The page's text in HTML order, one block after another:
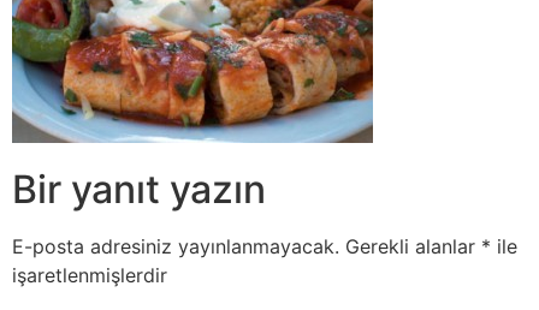
Bir yanıt yazın
E-posta adresiniz yayınlanmayacak. Gerekli alanlar * ile
işaretlenmişlerdir